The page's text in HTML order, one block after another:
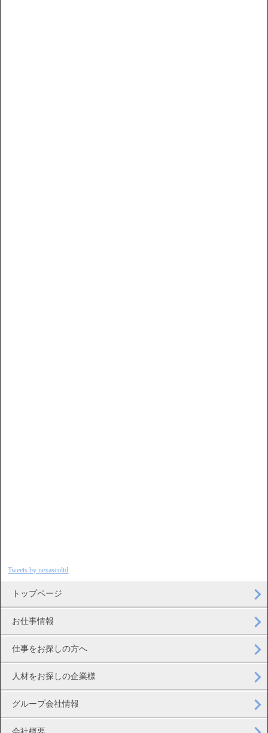
Tweets by nexascoltd
トップページ
お仕事情報
仕事をお探しの方へ
人材をお探しの企業様
グループ会社情報